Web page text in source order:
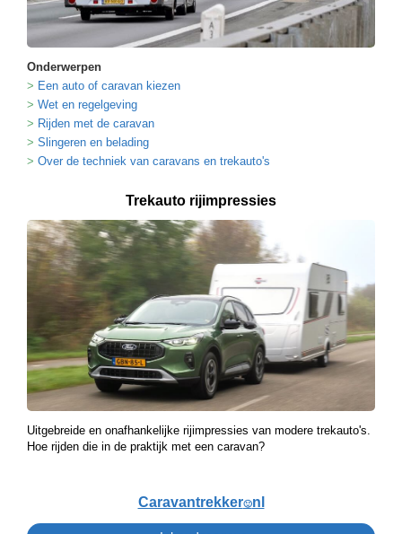
Onderwerpen
Een auto of caravan kiezen
Wet en regelgeving
Rijden met de caravan
Slingeren en belading
Over de techniek van caravans en trekauto's
Trekauto rijimpressies
Uitgebreide en onafhankelijke rijimpressies van modere trekauto's.
Hoe rijden die in de praktijk met een caravan?
Caravantrekker🙂nl